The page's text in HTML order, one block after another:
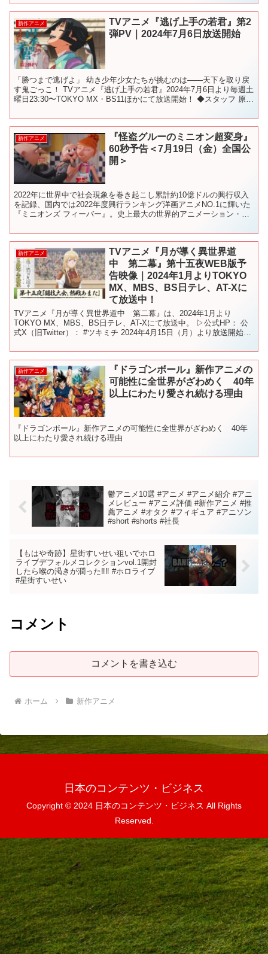
新作アニメ
TVアニメ『逃げ上手の若君』第2
弾PV｜2024年7月6日放送開始
「勝つまで逃げよ」 幼き少年少女たちが挑むのは――天下を取り戻
す鬼ごっこ！ TVアニメ『逃げ上手の若君』2024年7月6日より毎週土
曜日23:30〜TOKYO MX・BS11ほかにて放送開始！ ◆スタッフ 原作
新作アニメ
『怪盗グルーのミニオン超変身』
60秒予告＜7月19日（金）全国公
開＞
2022年に世界中で社会現象を巻き起こし累計約10億ドルの興行収入
を記録、国内では2022年度興行ランキング洋画アニメNO.1に輝いた
『ミニオンズ フィーバー』。史上最大の世界的アニメーション・シ
新作アニメ
TVアニメ『月が導く異世界道
中 第二幕』第十五夜WEB版予
告映像｜2024年1月よりTOKYO
MX、MBS、BS日テレ、AT-Xに
て放送中！
TVアニメ『月が導く異世界道中 第二幕』は、2024年1月より
TOKYO MX、MBS、BS日テレ、AT-Xにて放送中。 ▷公式HP： 公
式X（旧Twitter）： #ツキミチ 2024年4月15日（月）より放送開始と
新作アニメ
『ドラゴンボール』新作アニメの
可能性に全世界がざわめく 40年
以上にわたり愛され続ける理由
『ドラゴンボール』新作アニメの可能性に全世界がざわめく 40年
以上にわたり愛され続ける理由
鬱アニメ10選 #アニメ #アニメ紹介 #アニ
メレビュー #アニメ評価 #新作アニメ #推
薦アニメ #オタク #フィギュア #アニソン
#short #shorts #社長
【もはや奇跡】星街すいせい狙いでホロ
ライブデフォルメコレクションvol.1開封
したら喉の渇きが潤った‼︎‼︎ #ホロライブ
#星街すいせい
コメント
コメントを書き込む
ホーム 新作アニメ
日本のコンテンツ・ビジネス
Copyright © 2024 日本のコンテンツ・ビジネス All Rights
Reserved.